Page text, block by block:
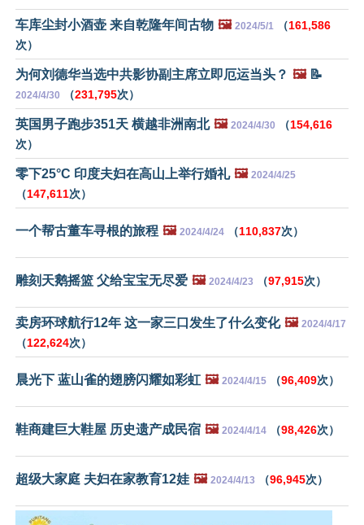
车库尘封小酒壶 来自乾隆年间古物 🖼️ 2024/5/1 （161,586
次）
为何刘德华当选中共影协副主席立即厄运当头？ 🖼️📝
2024/4/30 （231,795次）
英国男子跑步351天 横越非洲南北 🖼️ 2024/4/30 （154,616
次）
零下25°C 印度夫妇在高山上举行婚礼 🖼️ 2024/4/25
（147,611次）
一个帮古董车寻根的旅程 🖼️ 2024/4/24 （110,837次）
雕刻天鹅摇篮 父给宝宝无尽爱 🖼️ 2024/4/23 （97,915次）
卖房环球航行12年 这一家三口发生了什么变化 🖼️ 2024/4/17
（122,624次）
晨光下 蓝山雀的翅膀闪耀如彩虹 🖼️ 2024/4/15 （96,409次）
鞋商建巨大鞋屋 历史遗产成民宿 🖼️ 2024/4/14 （98,426次）
超级大家庭 夫妇在家教育12娃 🖼️ 2024/4/13 （96,945次）